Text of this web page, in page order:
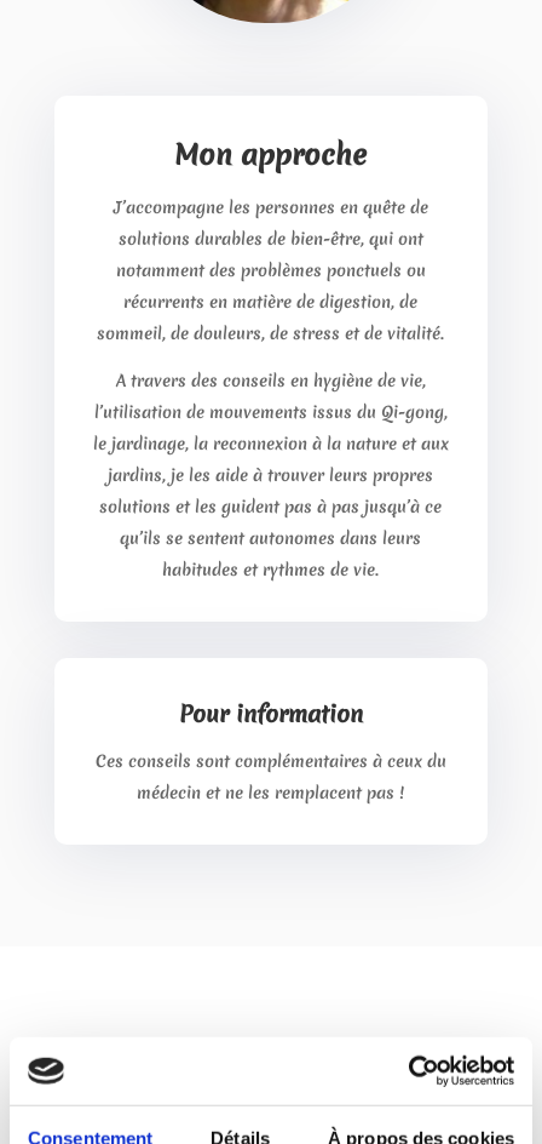
Consentement Détails À propos des cookies
Mon approche
J’accompagne les personnes en quête de
solutions durables de bien-être, qui ont
notamment des problèmes ponctuels ou
récurrents en matière de digestion, de
sommeil, de douleurs, de stress et de vitalité.
A travers des conseils en hygiène de vie,
l’utilisation de mouvements issus du Qi-gong,
le jardinage, la reconnexion à la nature et aux
jardins, je les aide à trouver leurs propres
solutions et les guident pas à pas jusqu’à ce
qu’ils se sentent autonomes dans leurs
habitudes et rythmes de vie.
Pour information
Ces conseils sont complémentaires à ceux du
médecin et ne les remplacent pas !